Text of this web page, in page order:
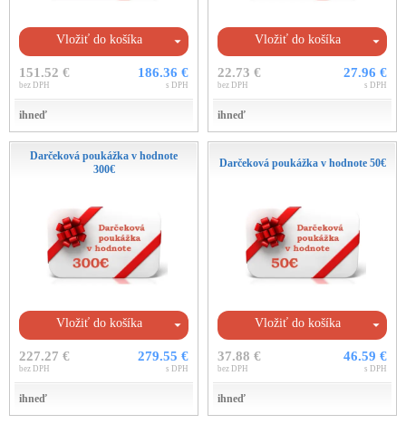
Vložiť do košíka
151.52 €
bez DPH
186.36 €
s DPH
ihneď
Vložiť do košíka
22.73 €
bez DPH
27.96 €
s DPH
ihneď
Darčeková poukážka v hodnote
300€
Vložiť do košíka
227.27 €
bez DPH
279.55 €
s DPH
ihneď
Darčeková poukážka v hodnote 50€
Vložiť do košíka
37.88 €
bez DPH
46.59 €
s DPH
ihneď